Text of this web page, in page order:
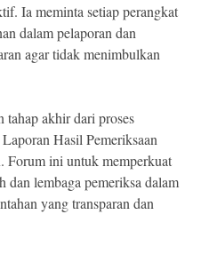
Ia meminta setiap perangkat
dalam pelaporan dan
agar tidak menimbulkan
akhir dari proses
Hasil Pemeriksaan
ini untuk memperkuat
dan lembaga pemeriksa dalam
yang transparan dan